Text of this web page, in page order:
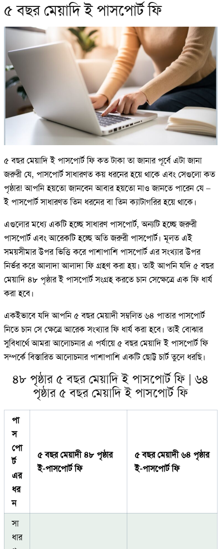
৫ বছর মেয়াদি ই পাসপোর্ট ফি
৫ বছর মেয়াদি ই পাসপোর্ট ফি কত টাকা তা জানার পূর্বে এটা জানা
জরুরী যে, পাসপোর্ট সাধারণত কয় ধরনের হয়ে থাকে এবং সেগুলো কত
পৃষ্ঠার! আপনি হয়তো জানবেন আবার হয়তো নাও জানতে পারেন যে –
ই পাসপোর্ট সাধারণত তিন ধরনের বা তিন ক্যাটাগরির হয়ে থাকে।
এগুলোর মধ্যে একটি হচ্ছে সাধারণ পাসপোর্ট, অন্যটি হচ্ছে জরুরী
পাসপোর্ট এবং আরেকটি হচ্ছে অতি জরুরী পাসপোর্ট। মূলত এই
সময়সীমার উপর ভিত্তি করে পাশাপাশি পাসপোর্ট এর সংখ্যার উপর
নির্ভর করে আলাদা আলাদা ফি গ্রহণ করা হয়। তাই আপনি যদি ৫ বছর
মেয়াদি ৪৮ পৃষ্ঠার ই পাসপোর্ট সংগ্রহ করতে চান সেক্ষেত্রে এক ফি ধার্য
করা হবে।
একইভাবে যদি আপনি ৫ বছর মেয়াদী সম্বলিত ৬৪ পাতার পাসপোর্ট
নিতে চান সে ক্ষেত্রে আরেক সংখ্যার ফি ধার্য করা হবে। তাই বোঝার
সুবিধার্থে আমরা আলোচনার এ পর্যায়ে ৫ বছর মেয়াদি ই পাসপোর্ট ফি
সম্পর্কে বিস্তারিত আলোচনার পাশাপাশি একটি ছোট্ট চার্ট তুলে ধরছি।
৪৮ পৃষ্ঠার ৫ বছর মেয়াদি ই পাসপোর্ট ফি | ৬৪
পৃষ্ঠার ৫ বছর মেয়াদি ই পাসপোর্ট ফি
পা
স
পো
র্ট
এর
ধর
ন
৫ বছর মেয়াদী ৪৮ পৃষ্ঠার
ই-পাসপোর্ট ফি
৫ বছর মেয়াদী ৬৪ পৃষ্ঠার
ই-পাসপোর্ট ফি
সা
ধার